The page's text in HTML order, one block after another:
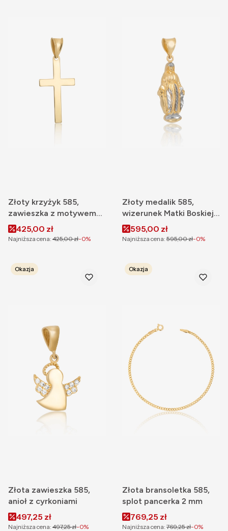
Złoty krzyżyk 585,
zawieszka z motywem
krzyża
Cena promocyjna
425,00 zł
Najniższa cena: 425,00 zł-0%
Złoty medalik 585,
wizerunek Matki Boskiej
z białym złotem
Cena promocyjna
595,00 zł
Najniższa cena: 595,00 zł-0%
Okazja
Złota zawieszka 585,
anioł z cyrkoniami
Cena promocyjna
497,25 zł
Najniższa cena: 497,25 zł-0%
Okazja
Złota bransoletka 585,
splot pancerka 2 mm
Cena promocyjna
769,25 zł
Najniższa cena: 769,25 zł-0%